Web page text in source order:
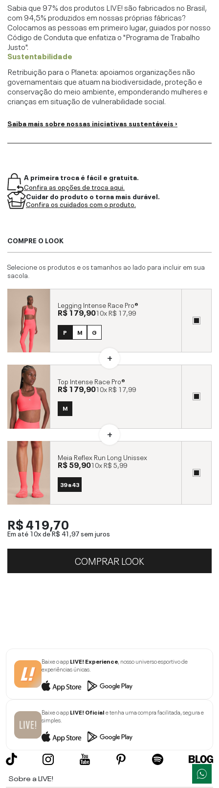
Sabia que 97% dos produtos LIVE! são fabricados no Brasil,
com 94,5% produzidos em nossas próprias fábricas?
Colocamos as pessoas em primeiro lugar, guiados por nosso
Código de Conduta que enfatiza o "Programa de Trabalho
Justo".
Sustentabilidade
Retribuição para o Planeta: apoiamos organizações não
governamentais que atuam na biodiversidade, proteção e
conservação do meio ambiente, emponderando mulheres e
crianças em situação de vulnerabilidade social.
Saiba mais sobre nossas iniciativas sustentáveis ›
A primeira troca é fácil e gratuita.
Confira as opções de troca aqui.
Cuidar do produto o torna mais durável.
Confira os cuidados com o produto.
COMPRE O LOOK
Selecione os produtos e os tamanhos ao lado para incluir em sua
sacola.
Legging Intense Race Pro®
R$ 179,9010xR$ 17,99
P M G
Top Intense Race Pro®
R$ 179,9010xR$ 17,99
M
Meia Reflex Run Long Unissex
R$ 59,9010xR$ 5,99
39 a 43
R$ 419,70
Em até 10x deR$ 41,97sem juros
COMPRAR LOOK
Baixe o appLIVE! Experience, nosso universo esportivo de
experiências únicas.
Baixe o appLIVE! Oficiale tenha uma compra facilitada, segura e
simples.
Sobre a LIVE!